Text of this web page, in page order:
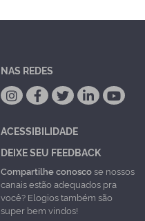
NAS REDES
ACESSIBILIDADE
DEIXE SEU FEEDBACK
Compartilhe conoscose nossos
canais estão adequados pra
você? Elogios também são
super bem vindos!